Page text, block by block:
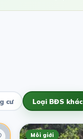
cư Loại BĐS khác
Môi giới